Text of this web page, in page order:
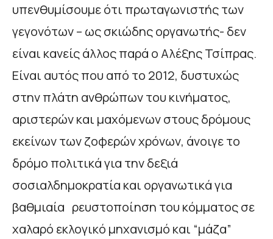
υπενθυμίσουμε ότι πρωταγωνιστής των
γεγονότων – ως σκιώδης οργανωτής- δεν
είναι κανείς άλλος παρά ο Αλέξης Τσίπρας.
Είναι αυτός που από το 2012, δυστυχώς
στην πλάτη ανθρώπων του κινήματος,
αριστερών και μαχόμενων στους δρόμους
εκείνων των ζοφερών χρόνων, άνοιγε το
δρόμο πολιτικά για την δεξιά
σοσιαλδημοκρατία και οργανωτικά για
βαθμιαία ρευστοποίηση του κόμματος σε
χαλαρό εκλογικό μηχανισμό και “μάζα”